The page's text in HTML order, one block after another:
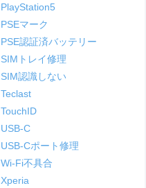
PlayStation5
PSEマーク
PSE認証済バッテリー
SIMトレイ修理
SIM認識しない
Teclast
TouchID
USB-C
USB-Cポート修理
Wi-Fi不具合
Xperia